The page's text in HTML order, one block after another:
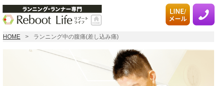
HOME ランニング中の腹痛(差し込み痛)